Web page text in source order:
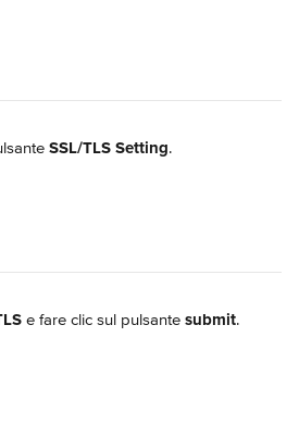
SSL/TLS Setting.
e fare clic sul pulsante submit.